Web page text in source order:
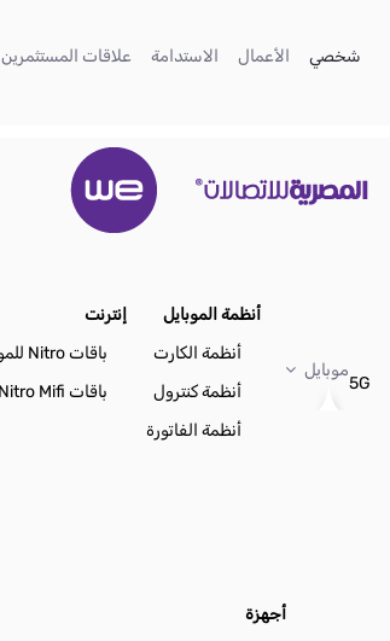
شخصي
الأعمال الاستدامة
(current) علاقات المستثمرين
(current)
5G
موبايل
أنظمة الموبايل
أنظمة الكارت
أنظمة كنترول
أنظمة الفاتورة
إنترنت
باقات Nitro للموبايل انترنت
باقات Nitro Mifi لخطوط الداتا
أجهزة